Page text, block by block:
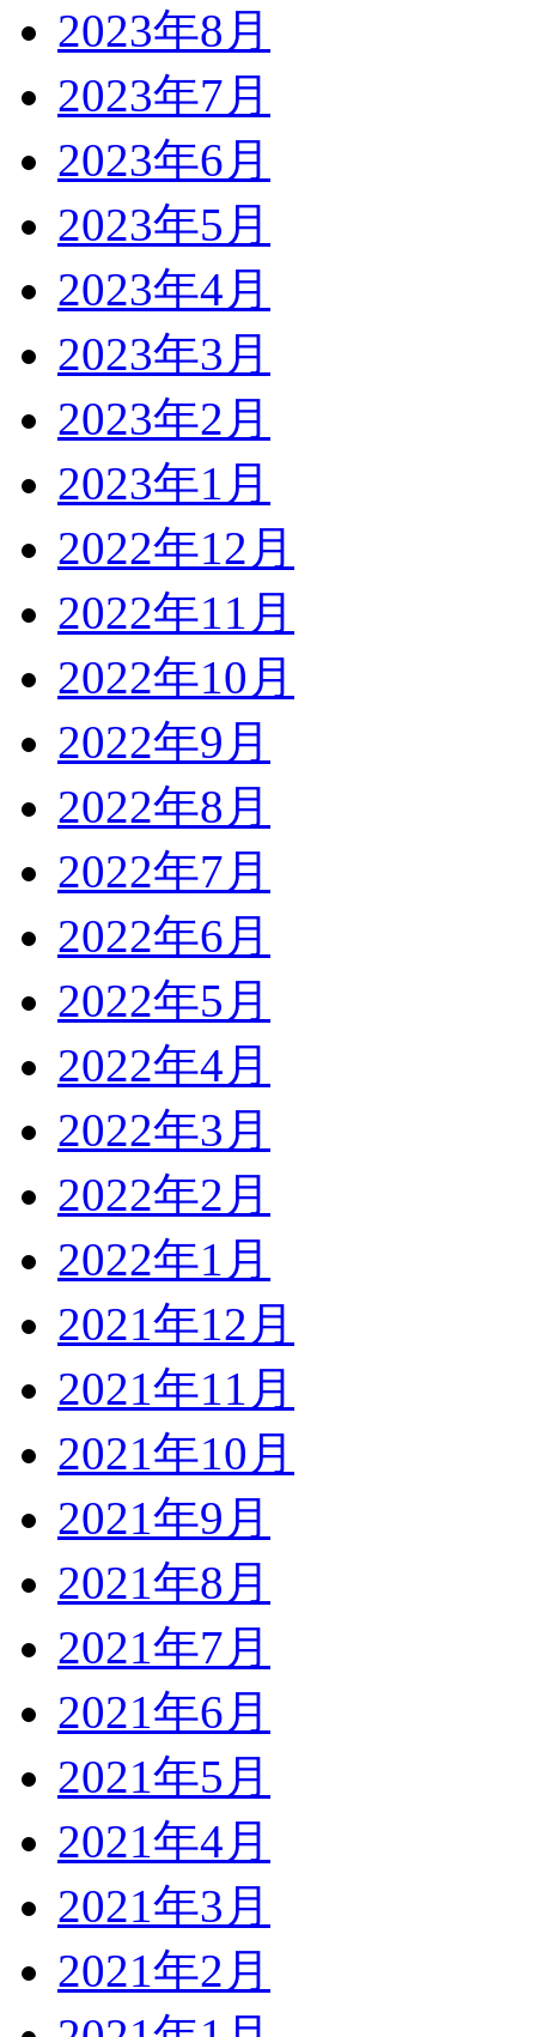
2023年8月
2023年7月
2023年6月
2023年5月
2023年4月
2023年3月
2023年2月
2023年1月
2022年12月
2022年11月
2022年10月
2022年9月
2022年8月
2022年7月
2022年6月
2022年5月
2022年4月
2022年3月
2022年2月
2022年1月
2021年12月
2021年11月
2021年10月
2021年9月
2021年8月
2021年7月
2021年6月
2021年5月
2021年4月
2021年3月
2021年2月